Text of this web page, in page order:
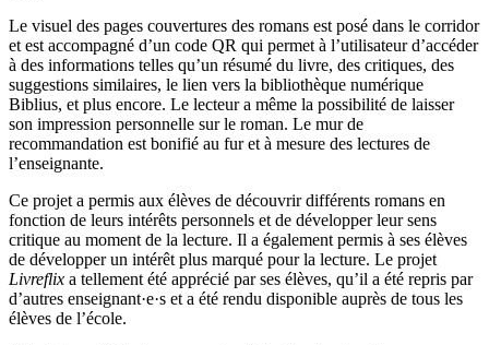
Le visuel des pages couvertures des romans est posé dans le corridor
et est accompagné d’un code QR qui permet à l’utilisateur d’accéder
à des informations telles qu’un résumé du livre, des critiques, des
suggestions similaires, le lien vers la bibliothèque numérique
Biblius, et plus encore. Le lecteur a même la possibilité de laisser
son impression personnelle sur le roman. Le mur de
recommandation est bonifié au fur et à mesure des lectures de
l’enseignante.
Ce projet a permis aux élèves de découvrir différents romans en
fonction de leurs intérêts personnels et de développer leur sens
critique au moment de la lecture. Il a également permis à ses élèves
de développer un intérêt plus marqué pour la lecture. Le projet
Livreflix a tellement été apprécié par ses élèves, qu’il a été repris par
d’autres enseignant·e·s et a été rendu disponible auprès de tous les
élèves de l’école.